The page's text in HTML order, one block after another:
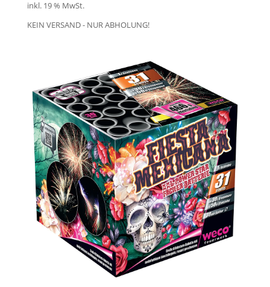
inkl. 19 % MwSt.
KEIN VERSAND - NUR ABHOLUNG!